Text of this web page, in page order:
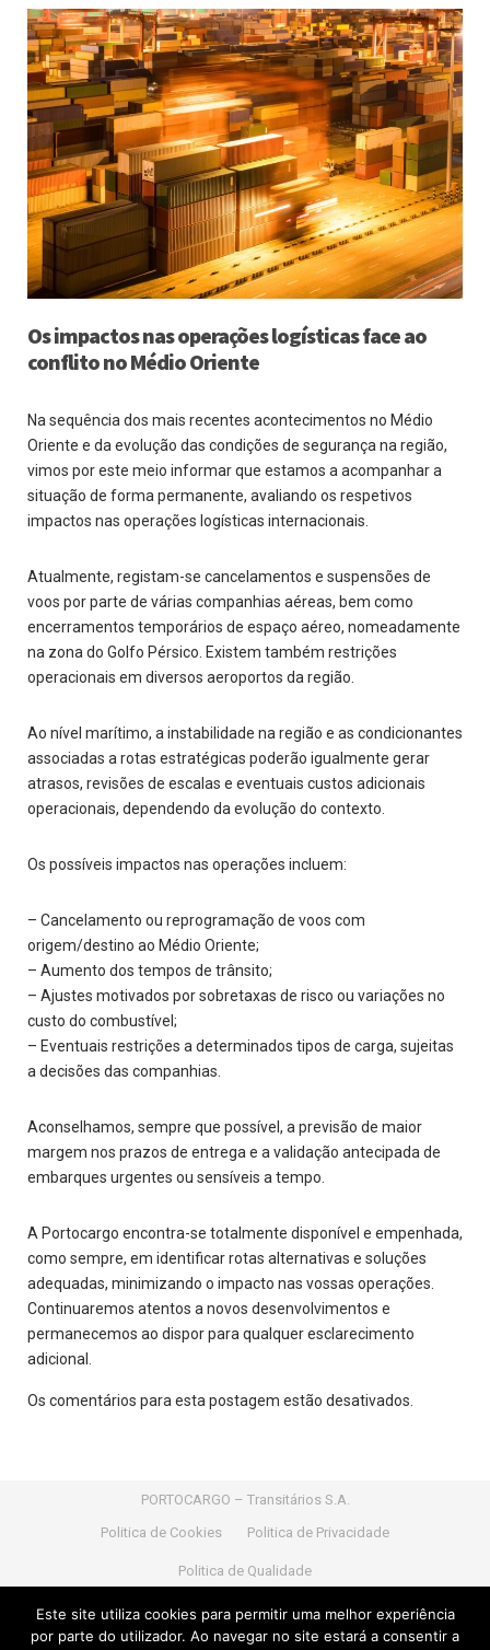
PORTOCARGO – Transitários S.A.
Politica de Cookies
Politica de Privacidade
Politica de Qualidade
Os impactos nas operações logísticas face ao
conflito no Médio Oriente
Na sequência dos mais recentes acontecimentos no Médio
Oriente e da evolução das condições de segurança na região,
vimos por este meio informar que estamos a acompanhar a
situação de forma permanente, avaliando os respetivos
impactos nas operações logísticas internacionais.
Atualmente, registam-se cancelamentos e suspensões de
voos por parte de várias companhias aéreas, bem como
encerramentos temporários de espaço aéreo, nomeadamente
na zona do Golfo Pérsico. Existem também restrições
operacionais em diversos aeroportos da região.
Ao nível marítimo, a instabilidade na região e as condicionantes
associadas a rotas estratégicas poderão igualmente gerar
atrasos, revisões de escalas e eventuais custos adicionais
operacionais, dependendo da evolução do contexto.
Os possíveis impactos nas operações incluem:
– Cancelamento ou reprogramação de voos com
origem/destino ao Médio Oriente;
– Aumento dos tempos de trânsito;
– Ajustes motivados por sobretaxas de risco ou variações no
custo do combustível;
– Eventuais restrições a determinados tipos de carga, sujeitas
a decisões das companhias.
Aconselhamos, sempre que possível, a previsão de maior
margem nos prazos de entrega e a validação antecipada de
embarques urgentes ou sensíveis a tempo.
A Portocargo encontra-se totalmente disponível e empenhada,
como sempre, em identificar rotas alternativas e soluções
adequadas, minimizando o impacto nas vossas operações.
Continuaremos atentos a novos desenvolvimentos e
permanecemos ao dispor para qualquer esclarecimento
adicional.
Os comentários para esta postagem estão desativados.
Nif:PT 502 327 545 |Capital Social:1.021.700,00 Euros
|Nº de licença transitário:Nº 900386/2016 do IMTT
Este site utiliza cookies para permitir uma melhor experiência
por parte do utilizador. Ao navegar no site estará a consentir a